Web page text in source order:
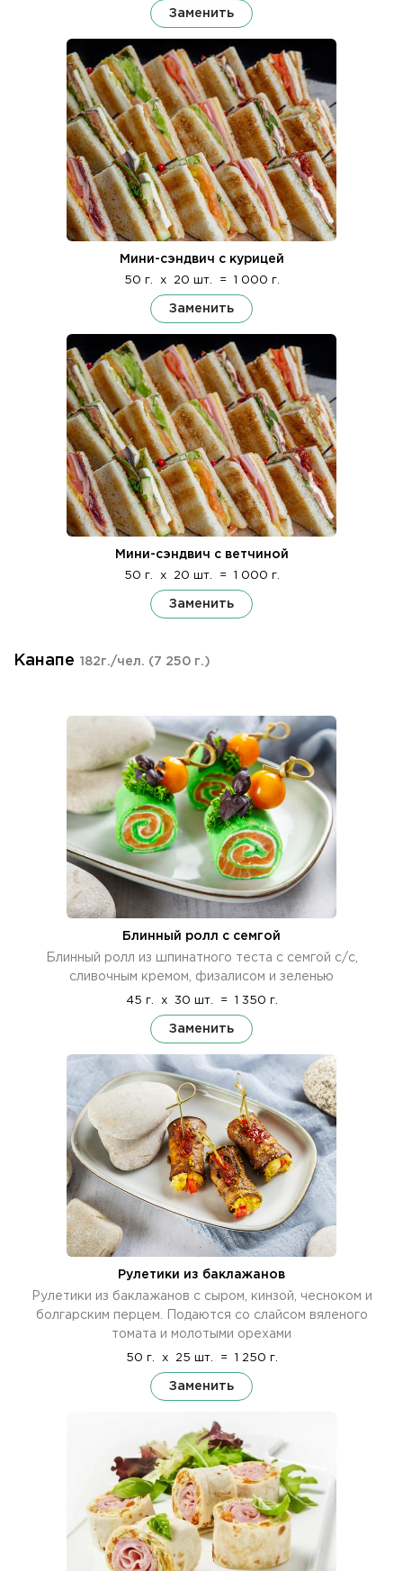
Заменить
Мини-сэндвич с курицей
50 г. x 20 шт. = 1 000 г.
Заменить
Мини-сэндвич с ветчиной
50 г. x 20 шт. = 1 000 г.
Заменить
Канапе 182г./чел. (7 250 г.)
Блинный ролл с семгой
Блинный ролл из шпинатного теста с семгой с/с,
сливочным кремом, физалисом и зеленью
45 г. x 30 шт. = 1 350 г.
Заменить
Рулетики из баклажанов
Рулетики из баклажанов с сыром, кинзой, чесноком и
болгарским перцем. Подаются со слайсом вяленого
томата и молотыми орехами
50 г. x 25 шт. = 1 250 г.
Заменить